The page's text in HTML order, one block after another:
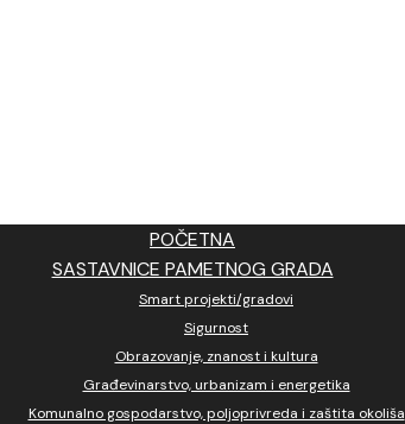
POČETNA
SASTAVNICE PAMETNOG GRADA
Smart projekti/gradovi
Sigurnost
Obrazovanje, znanost i kultura
Građevinarstvo, urbanizam i energetika
Komunalno gospodarstvo, poljoprivreda i zaštita okoliša